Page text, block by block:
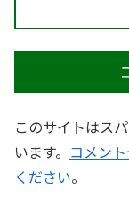
このサイトはス
います。 コメン
ください。